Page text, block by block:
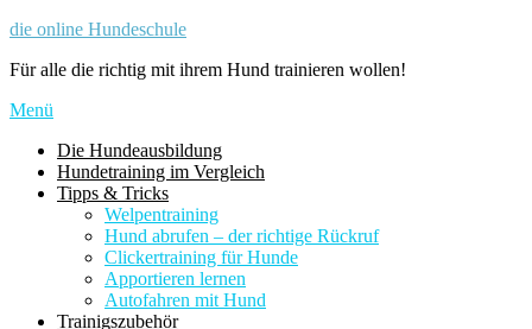
Zum
springen
die online Hundeschule
Für alle die richtig mit ihrem Hund trainieren wollen!
Menü
Die Hundeausbildung
Hundetraining im Vergleich
Tipps & Tricks
Welpentraining
Hund abrufen – der richtige Rückruf
Clickertraining für Hunde
Apportieren lernen
Autofahren mit Hund
Trainigszubehör